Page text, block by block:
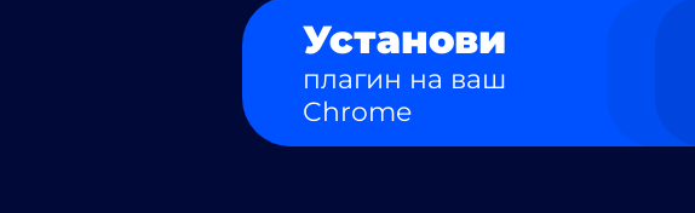
Установи
плагин на ваш
Chrome